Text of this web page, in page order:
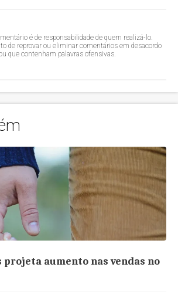
é de responsabilidade de quem realizá-lo.
de reprovar ou eliminar comentários em desacordo
que contenham palavras ofensivas.
projeta aumento nas vendas no